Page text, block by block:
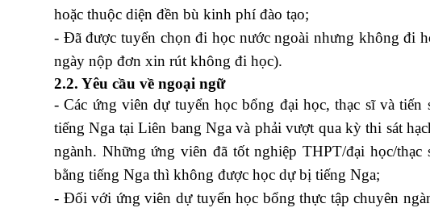
hoặc thuộc diện đền bù kinh phí đào tạo;
- Đã được tuyển chọn đi học nước ngoài nhưng không đi
ngày nộp đơn xin rút không đi học).
2.2. Yêu cầu về ngoại ngữ
- Các ứng viên dự tuyển học bổng đại học, thạc sĩ và
tiếng Nga tại Liên bang Nga và phải vượt qua kỳ thi sát
ngành. Những ứng viên đã tốt nghiệp THPT/đại học/thạc
bằng tiếng Nga thì không được học dự bị tiếng Nga;
- Đối với ứng viên dự tuyển học bổng thực tập chuyên